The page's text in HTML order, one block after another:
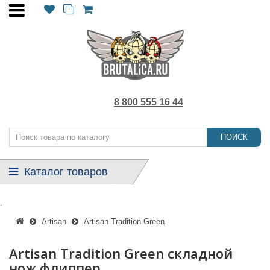
8 800 555 16 44
ПОИСК
Каталог товаров
Artisan Artisan Tradition Green
Artisan Tradition Green складной